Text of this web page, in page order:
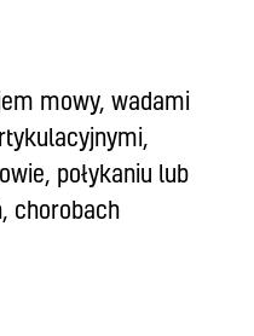
mowy, wadami
połykaniu lub
chorobach